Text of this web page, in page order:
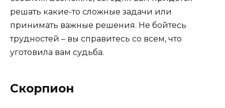
решать какие-то сложные задачи или
принимать важные решения. Не бойтесь
трудностей – вы справитесь со всем, что
уготовила вам судьба.
Скорпион